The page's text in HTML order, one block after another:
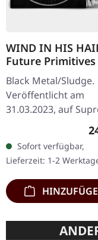
WIND IN HIS
Future
SPLATTER LP
Black Metal/Sludge.
Veröffentlicht am
31.03.2023, auf
Chaos Records. SCR-
exklusives Ultra
Vinyl mit schwarzen
weißen Splattern
Sofort verfügbar,
Lieferzeit: 1-2